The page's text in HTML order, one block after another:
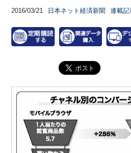
2016/03/21 日本ネット経済新聞 連載記